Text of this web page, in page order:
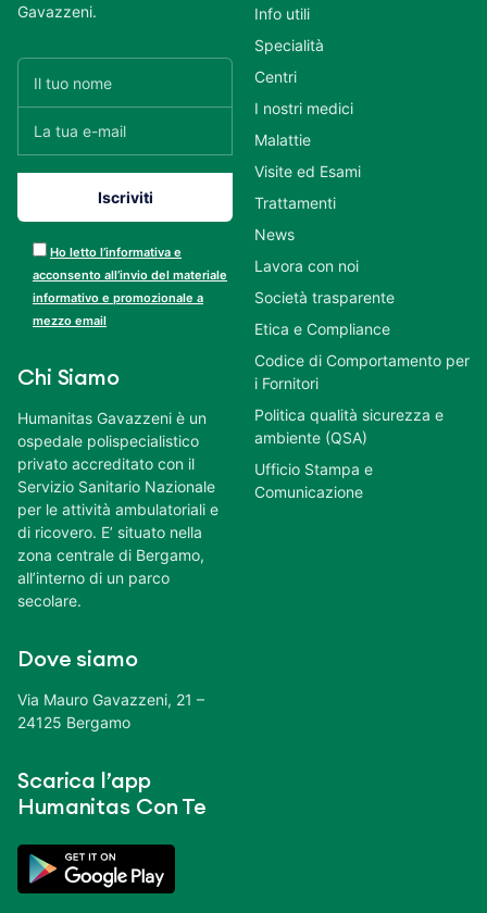
Gavazzeni.
Ho letto l’informativa e
acconsento all’invio del materiale
informativo e promozionale a
mezzo email
Chi Siamo
Humanitas Gavazzeni è un
ospedale polispecialistico
privato accreditato con il
Servizio Sanitario Nazionale
per le attività ambulatoriali e
di ricovero. E’ situato nella
zona centrale di Bergamo,
all’interno di un parco
secolare.
Dove siamo
Via Mauro Gavazzeni, 21 –
24125 Bergamo
Scarica l’app
Humanitas Con Te
Info utili
Specialità
Centri
I nostri medici
Malattie
Visite ed Esami
Trattamenti
News
Lavora con noi
Società trasparente
Etica e Compliance
Codice di Comportamento per
i Fornitori
Politica qualità sicurezza e
ambiente (QSA)
Ufficio Stampa e
Comunicazione